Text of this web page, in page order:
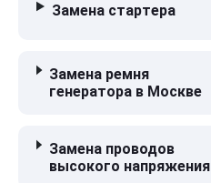
Замена стартера
Замена ремня
генератора в Москве
Замена проводов
высокого напряжения